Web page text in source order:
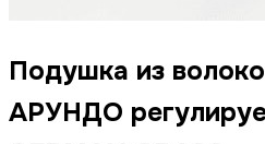
Подушка из
АРУНДО